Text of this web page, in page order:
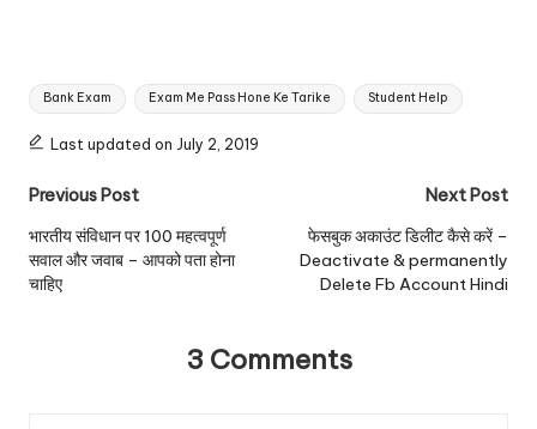
Tags:
Bank Exam Exam Me Pass Hone Ke Tarike Student Help
Last updated on July 2, 2019
Post
navigation
Previous Post
भारतीय संविधान पर 100 महत्वपूर्ण
सवाल और जवाब – आपको पता होना
चाहिए
Next Post
फेसबुक अकाउंट डिलीट कैसे करें –
Deactivate & permanently
Delete Fb Account Hindi
3 Comments